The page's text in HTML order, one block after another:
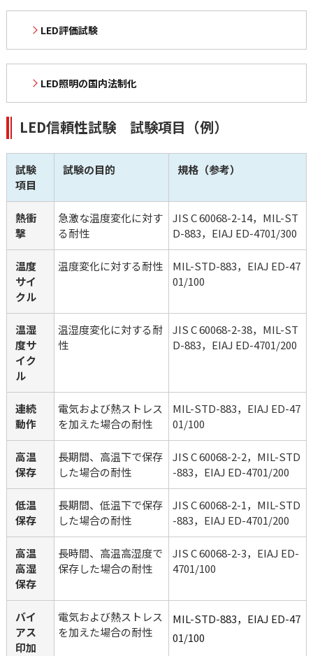
LED評価試験
LED照明の国内法制化
LED信頼性試験 試験項目（例）
試験
項目
試験の目的 規格（参考）
熱衝
撃
急激な温度変化に対す
る耐性
JIS C 60068-2-14，MIL-ST
D-883，EIAJ ED-4701/300
温度
サイ
クル
温度変化に対する耐性
MIL-STD-883，EIAJ ED-47
01/100
温湿
度サ
イク
ル
温湿度変化に対する耐
性
JIS C 60068-2-38，MIL-ST
D-883，EIAJ ED-4701/200
連続
動作
電気および熱ストレス
を加えた場合の耐性
MIL-STD-883，EIAJ ED-47
01/100
高温
保存
長期間、高温下で保存
した場合の耐性
JIS C 60068-2-2，MIL-STD
-883，EIAJ ED-4701/200
低温
保存
長期間、低温下で保存
した場合の耐性
JIS C 60068-2-1，MIL-STD
-883，EIAJ ED-4701/200
高温
高湿
保存
長時間、高温高湿度で
保存した場合の耐性
JIS C 60068-2-3，EIAJ ED-
4701/100
バイ
アス
印加
電気および熱ストレス
を加えた場合の耐性
MIL-STD-883，EIAJ ED-47
01/100